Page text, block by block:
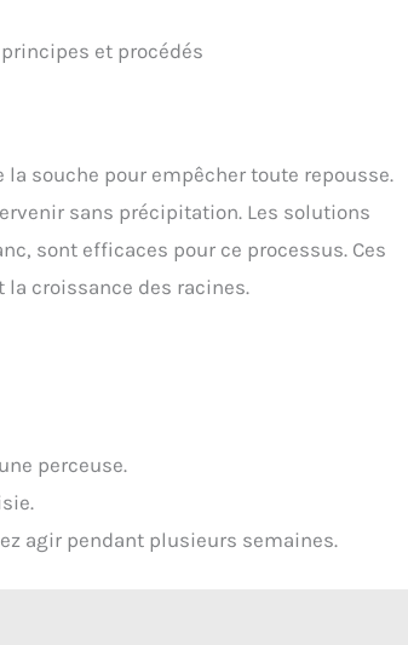
et procédés
souche pour empêcher toute repousse.
sans précipitation. Les solutions
sont efficaces pour ce processus. Ces
croissance des racines.
perceuse.
agir pendant plusieurs semaines.